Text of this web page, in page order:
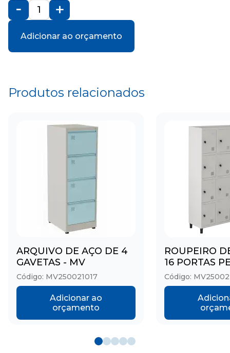
Adicionar ao orçamento
Produtos relacionados
ARQUIVO DE AÇO DE 4
GAVETAS - MV
Código: MV250021017
Adicionar ao
orçamento
ROUPEIRO
16 PORTAS
Código: